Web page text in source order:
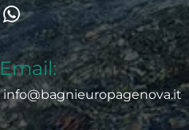
Email:
info@bagnieuropagenova.it